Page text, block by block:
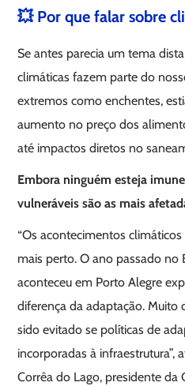
💥 Por que falar sobre
Se antes parecia um tema
climáticas fazem parte do
extremos como enchentes,
aumento no preço dos
até impactos diretos no
Embora ninguém esteja
vulneráveis são as mais
“Os acontecimentos
mais perto. O ano passado no
aconteceu em Porto Alegre
diferença da adaptação. Muito
sido evitado se políticas de
incorporadas à infraestrutura”,
Corrêa do Lago, presidente da